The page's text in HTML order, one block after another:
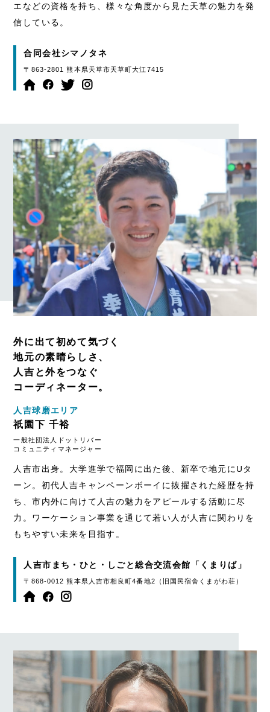
エなどの資格を持ち、様々な角度から見た天草の魅力を発
信している。
合同会社シマノタネ
〒863-2801 熊本県天草市天草町大江7415
外に出て初めて気づく
地元の素晴らしさ、
人吉と外をつなぐ
コーディネーター。
人吉球磨エリア
祇園下 千裕
一般社団法人ドットリバー
コミュニティマネージャー
人吉市出身。大学進学で福岡に出た後、新卒で地元にUタ
ーン。初代人吉キャンペーンボーイに抜擢された経歴を持
ち、市内外に向けて人吉の魅力をアピールする活動に尽
力。ワーケーション事業を通じて若い人が人吉に関わりを
もちやすい未来を目指す。
人吉市まち・ひと・しごと総合交流会館「くまりば」
〒868-0012 熊本県人吉市相良町4番地2（旧国民宿舎くまがわ荘）